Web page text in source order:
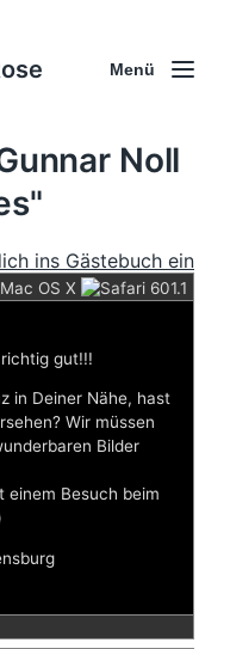
Menü
Noll
ins Gästebuch ein
richtig gut!!!
in Deiner Nähe, hast
Wir müssen
Bilder
einem Besuch beim